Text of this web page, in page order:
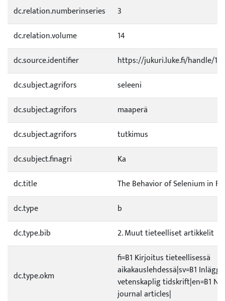
dc.relation.numberinseries
3
dc.relation.volume
14
dc.source.identifier
https://jukuri.luke.fi/handle/
dc.subject.agrifors
seleeni
dc.subject.agrifors
maaperä
dc.subject.agrifors
tutkimus
dc.subject.finagri
Ka
dc.title
The Behavior of Selenium in
dc.type
b
dc.type.bib
2. Muut tieteelliset artikkelit
dc.type.okm
fi=B1 Kirjoitus tieteellisessä
aikakauslehdessä|sv=B1 Inlägg
vetenskaplig tidskrift|en=B1
journal articles|